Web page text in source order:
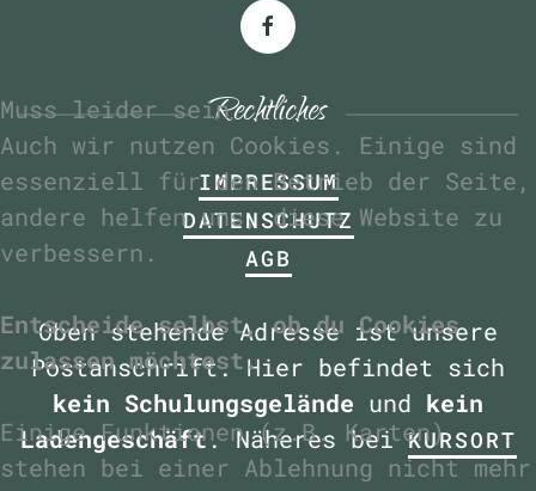
Rechtliches
IMPRESSUM
DATENSCHUTZ
AGB
Oben stehende Adresse ist unsere
Postanschrift. Hier befindet sich
kein Schulungsgelände und kein
Ladengeschäft. Näheres beiKURSORT
Muss leider sein
Auch wir nutzen Cookies. Einige sind
essenziell für den Betrieb der Seite,
andere helfen uns, diese Website zu
verbessern.
Entscheide selbst, ob du Cookies
zulassen möchtest.
Einige Funktionen (z.B. Karten)
stehen bei einer Ablehnung nicht mehr